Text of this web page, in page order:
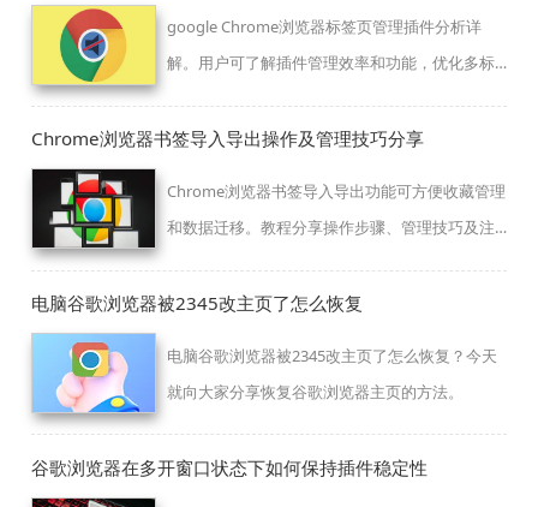
google Chrome浏览器标签页管理插件分析详
解。用户可了解插件管理效率和功能，优化多标
Chrome浏览器书签导入导出操作及管理技巧分享
Chrome浏览器书签导入导出功能可方便收藏管理
和数据迁移。教程分享操作步骤、管理技巧及注
电脑谷歌浏览器被2345改主页了怎么恢复
电脑谷歌浏览器被2345改主页了怎么恢复？今天
就向大家分享恢复谷歌浏览器主页的方法。
谷歌浏览器在多开窗口状态下如何保持插件稳定性